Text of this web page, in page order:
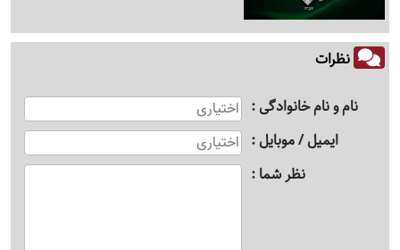
نظرات
نام و نام خانوادگی
ایمیل / موبایل
نظر شما